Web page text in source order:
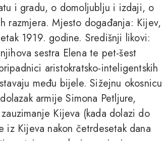
i gradu, o domoljublju i izdaji, o
razmjera. Mjesto događanja: Kijev,
1919. godine. Središnji likovi:
sestra Elena te pet-šest
aristokratsko-inteligentskih
među bijele. Sižejnu okosnicu
armije Simona Petljure,
Kijeva (kada dolazi do
iz Kijeva nakon četrdesetak dana